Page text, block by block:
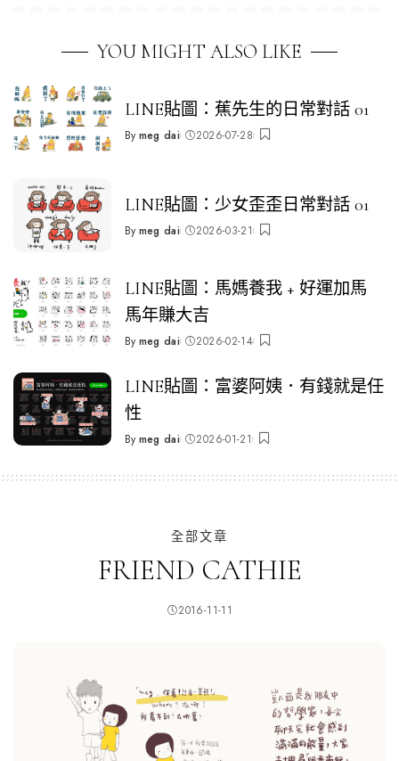
YOU MIGHT ALSO LIKE
LINE貼圖：蕉先生的日常對話 01
Posted
By meg dai 2026-07-28
LINE貼圖：少女歪歪日常對話 01
Posted
By meg dai 2026-03-21
LINE貼圖：馬媽養我 + 好運加馬
馬年賺大吉
Posted
By meg dai 2026-02-14
LINE貼圖：富婆阿姨．有錢就是任
性
Posted
By meg dai 2026-01-21
全部文章
FRIEND CATHIE
2016-11-11